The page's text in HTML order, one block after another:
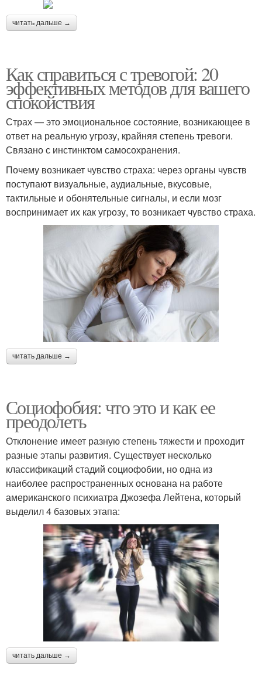
читать дальше →
Как справиться с тревогой: 20
эффективных методов для вашего
спокойствия
Страх — это эмоциональное состояние, возникающее в
ответ на реальную угрозу, крайняя степень тревоги.
Связано с инстинктом самосохранения.
Почему возникает чувство страха: через органы чувств
поступают визуальные, аудиальные, вкусовые,
тактильные и обонятельные сигналы, и если мозг
воспринимает их как угрозу, то возникает чувство страха.
читать дальше →
Социофобия: что это и как ее
преодолеть
Отклонение имеет разную степень тяжести и проходит
разные этапы развития. Существует несколько
классификаций стадий социофобии, но одна из
наиболее распространенных основана на работе
американского психиатра Джозефа Лейтена, который
выделил 4 базовых этапа:
читать дальше →